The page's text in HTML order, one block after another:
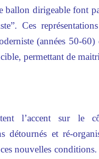
ballon dirigeable font
Ces
(années 50-
permettant de
l’accent sur le
détournés et ré-
nouvelles